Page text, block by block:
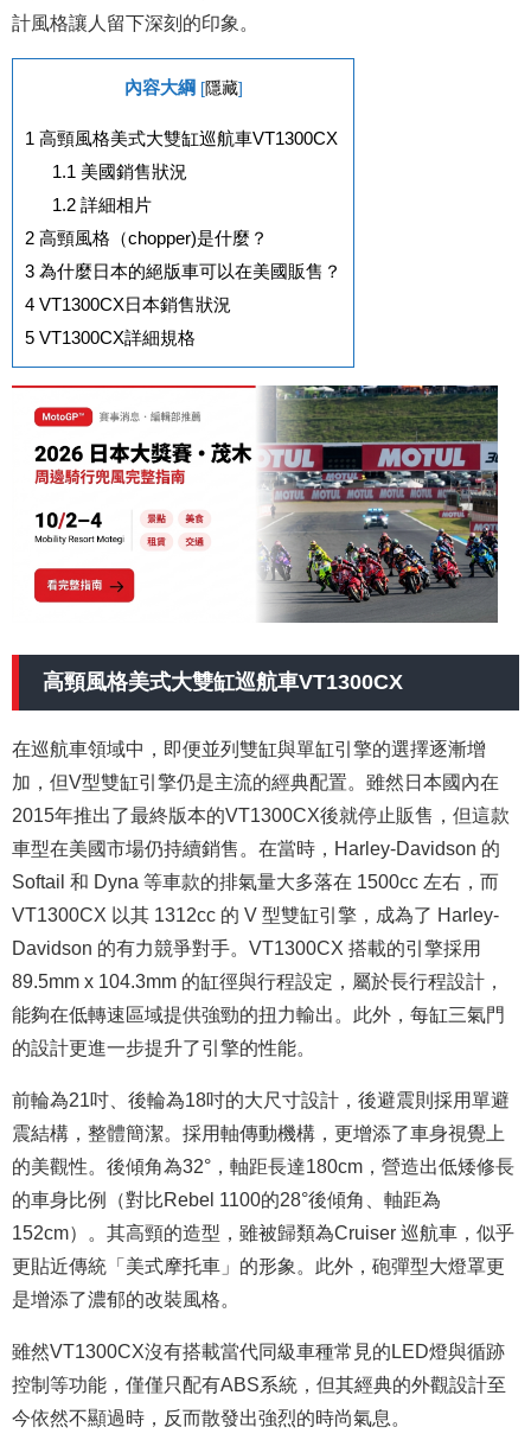
計風格讓人留下深刻的印象。
內容大綱 [隱藏]
1 高頸風格美式大雙缸巡航車VT1300CX
1.1 美國銷售狀況
1.2詳細相片
2 高頸風格（chopper)是什麼？
3 為什麼日本的絕版車可以在美國販售？
4 VT1300CX日本銷售狀況
5 VT1300CX詳細規格
高頸風格美式大雙缸巡航車VT1300CX
在巡航車領域中，即便並列雙缸與單缸引擎的選擇逐漸增
加，但V型雙缸引擎仍是主流的經典配置。雖然日本國內在
2015年推出了最終版本的VT1300CX後就停止販售，但這款
車型在美國市場仍持續銷售。在當時，Harley-Davidson 的
Softail 和 Dyna 等車款的排氣量大多落在 1500cc 左右，而
VT1300CX 以其 1312cc 的 V 型雙缸引擎，成為了 Harley-
Davidson 的有力競爭對手。VT1300CX 搭載的引擎採用
89.5mm x 104.3mm 的缸徑與行程設定，屬於長行程設計，
能夠在低轉速區域提供強勁的扭力輸出。此外，每缸三氣門
的設計更進一步提升了引擎的性能。
前輪為21吋、後輪為18吋的大尺寸設計，後避震則採用單避
震結構，整體簡潔。採用軸傳動機構，更增添了車身視覺上
的美觀性。後傾角為32°，軸距長達180cm，營造出低矮修長
的車身比例（對比Rebel 1100的28°後傾角、軸距為
152cm）。其高頸的造型，雖被歸類為Cruiser 巡航車，似乎
更貼近傳統「美式摩托車」的形象。此外，砲彈型大燈罩更
是增添了濃郁的改裝風格。
雖然VT1300CX沒有搭載當代同級車種常見的LED燈與循跡
控制等功能，僅僅只配有ABS系統，但其經典的外觀設計至
今依然不顯過時，反而散發出強烈的時尚氣息。